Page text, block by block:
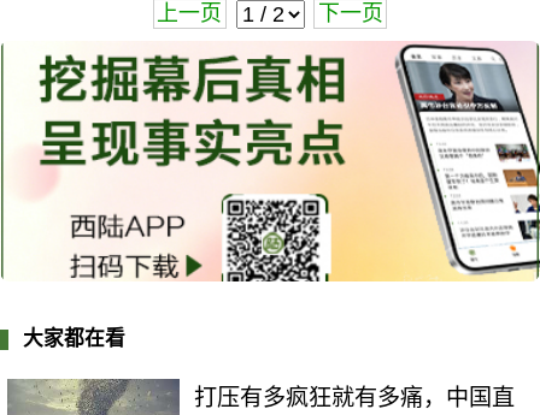
上一页 下一页
大家都在看
打压有多疯狂就有多痛，中国直